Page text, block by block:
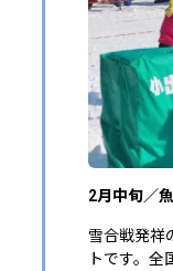
2月中旬／
雪合戦発祥
トです。